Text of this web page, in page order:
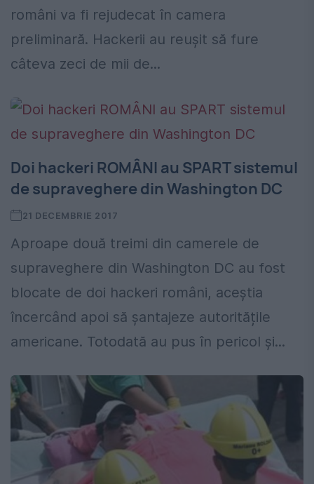
români va fi rejudecat în camera
preliminară. Hackerii au reușit să fure
câteva zeci de mii de...
Doi hackeri ROMÂNI au SPART sistemul
de supraveghere din Washington DC
21 DECEMBRIE 2017
Aproape două treimi din camerele de
supraveghere din Washington DC au fost
blocate de doi hackeri români, aceștia
încercând apoi să șantajeze autoritățile
americane. Totodată au pus în pericol şi...